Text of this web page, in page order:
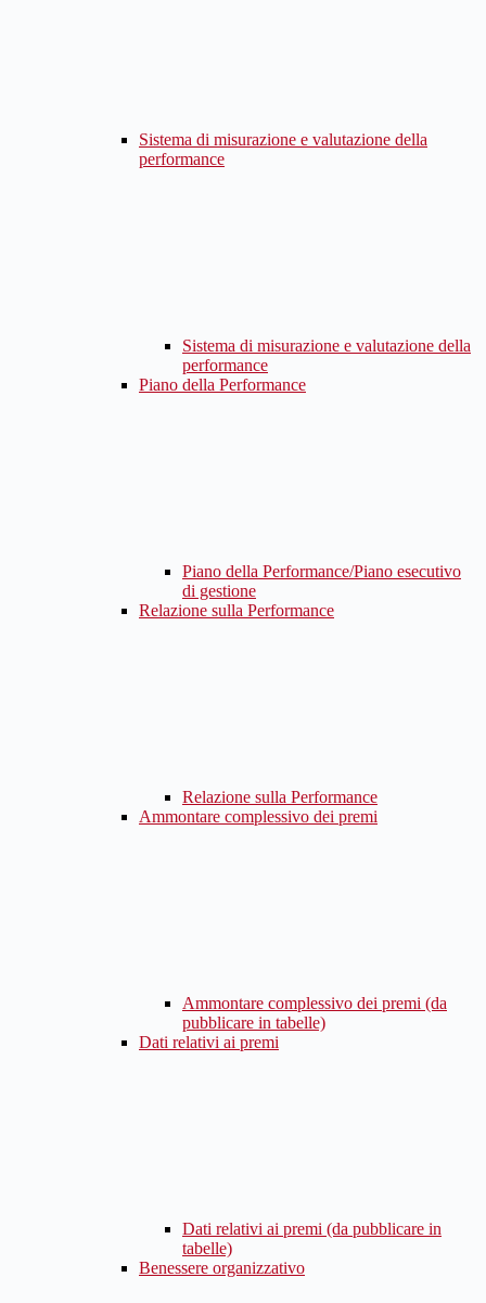
Sistema di misurazione e valutazione della
performance
Sistema di misurazione e valutazione della
performance
Piano della Performance
Piano della Performance/Piano esecutivo
di gestione
Relazione sulla Performance
Relazione sulla Performance
Ammontare complessivo dei premi
Ammontare complessivo dei premi (da
pubblicare in tabelle)
Dati relativi ai premi
Dati relativi ai premi (da pubblicare in
tabelle)
Benessere organizzativo